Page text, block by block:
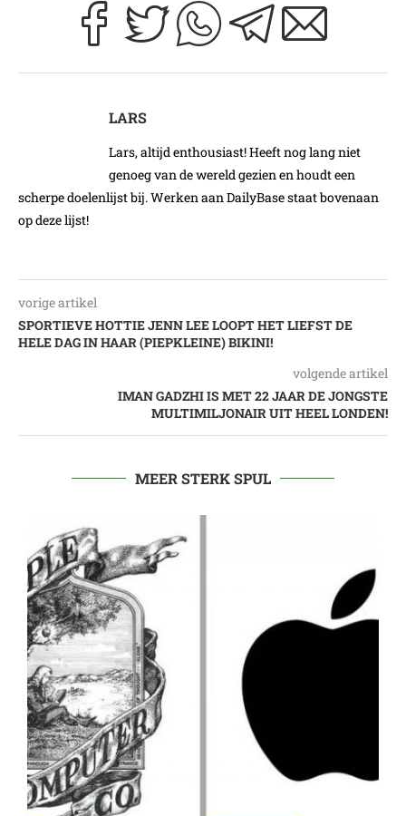
LARS
Lars, altijd enthousiast! Heeft nog lang niet
genoeg van de wereld gezien en houdt een
scherpe doelenlijst bij. Werken aan DailyBase staat bovenaan
op deze lijst!
vorige artikel
SPORTIEVE HOTTIE JENN LEE LOOPT HET LIEFST DE
HELE DAG IN HAAR (PIEPKLEINE) BIKINI!
volgende artikel
IMAN GADZHI IS MET 22 JAAR DE JONGSTE
MULTIMILJONAIR UIT HEEL LONDEN!
MEER STERK SPUL